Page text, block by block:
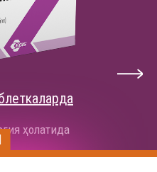
ҳолатида